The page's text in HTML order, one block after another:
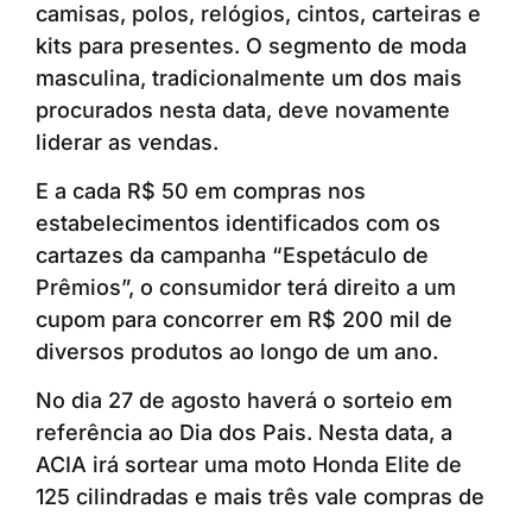
camisas, polos, relógios, cintos, carteiras e
kits para presentes. O segmento de moda
masculina, tradicionalmente um dos mais
procurados nesta data, deve novamente
liderar as vendas.
E a cada R$ 50 em compras nos
estabelecimentos identificados com os
cartazes da campanha “Espetáculo de
Prêmios”, o consumidor terá direito a um
cupom para concorrer em R$ 200 mil de
diversos produtos ao longo de um ano.
No dia 27 de agosto haverá o sorteio em
referência ao Dia dos Pais. Nesta data, a
ACIA irá sortear uma moto Honda Elite de
125 cilindradas e mais três vale compras de